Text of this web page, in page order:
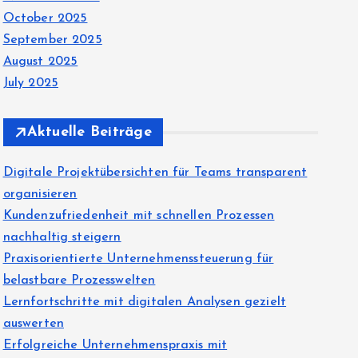
October 2025
September 2025
August 2025
July 2025
Aktuelle Beiträge
Digitale Projektübersichten für Teams transparent
organisieren
Kundenzufriedenheit mit schnellen Prozessen
nachhaltig steigern
Praxisorientierte Unternehmenssteuerung für
belastbare Prozesswelten
Lernfortschritte mit digitalen Analysen gezielt
auswerten
Erfolgreiche Unternehmenspraxis mit